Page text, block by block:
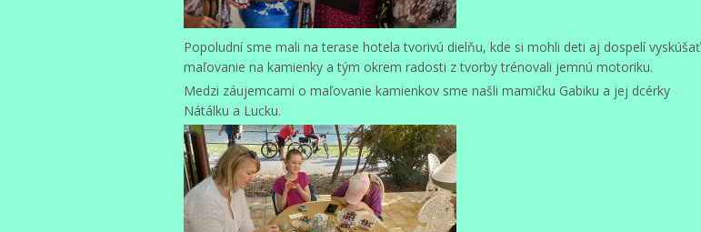
Popoludní sme mali na terase hotela tvorivú dielňu, kde si mohli deti aj dospelí vyskúšať
maľovanie na kamienky a tým okrem radosti z tvorby trénovali jemnú motoriku.
Medzi záujemcami o maľovanie kamienkov sme našli mamičku Gabiku a jej dcérky
Nátálku a Lucku.